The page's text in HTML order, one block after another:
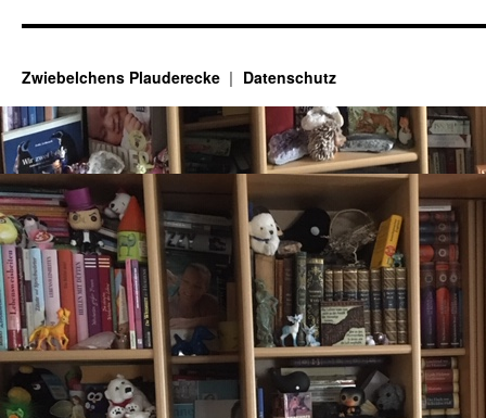
Zwiebelchens Plauderecke Datenschutz